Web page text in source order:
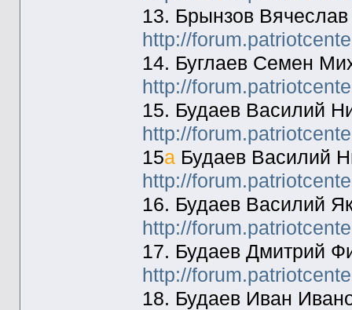
13. Брынзов
http://
14. Буглаев Семен
http://
15. Будаев Василий
http://
15аБудаев Василий
http://
16. Будаев Василий
http://
17. Будаев Дмитрий
http://
18. Будаев Иван